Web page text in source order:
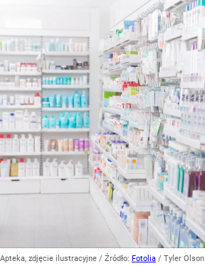
Apteka, zdjęcie ilustracyjne / Źródło: Fotolia / Tyler Olson